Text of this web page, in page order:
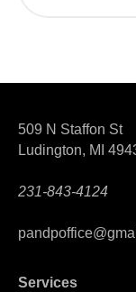
509 N Staffon St
Ludington, MI
231-843-4124
Services